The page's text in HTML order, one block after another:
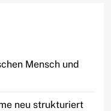
Mensch und
neu strukturiert